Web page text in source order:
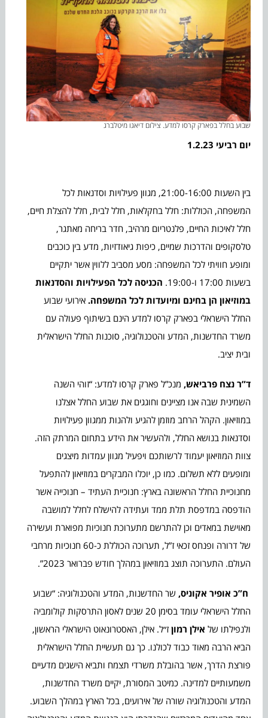
שבוע בחלל בפארק קרסו למדע. צילום דיאגו מיטלברג
יום רביעי 1.2.23
בין השעות 21:00-16:00, מגוון פעילויות וסדנאות לכל
המשפחה, הכוללות: חלל בחקלאות, חלל לבית, חלל להצלת חיים,
חלל לאיכות החיים, פלנטריום מרהיב, חדר בריחה מאתגר,
טלסקופים והדרכות שמיים, כיפות גיאודזיות, מדע בין כוכבים
ומופע חוויתי לכל המשפחה: מסע מסביב ללווין אשר יתקיים
בשעות 17:00 ו-19:00.
הכניסה לכל הפעילויות והסדנאות
במוזיאון הן בחינם ומיועדות לכל המשפחה.אירועי שבוע
החלל הישראלי בפארק קרסו למדע הינם בשיתוף פעולה עם
משרד החדשנות, המדע והטכנולוגיה, סוכנות החלל הישראלית
ובית יציב.
ד”ר נצח פרביאש, מנכ”ל פארק קרסו למדע: “זוהי השנה
השמינית שבה אנו מציינים וחוגגים את שבוע החלל אצלנו
במוזיאון. הקהל הרחב מוזמן להגיע ולהנות ממגוון פעילויות
וסדנאות בנושא החלל, ולהעשיר את הידע בתחום המרתק הזה.
צוות המוזיאון יעמוד לרשותכם ויפעיל מגוון עמדות מיצגים
ומופעים ללא תשלום. כמו כן, יוכלו המבקרים במוזיאון להתפעל
מחנוכיית החלל הראשונה בארץ: חנוכיית העתיד – חנוכייה אשר
הודפסה במדפסת תלת ממד ועתידה להישלח לחלל למושבה
מאוישת במאדים וכן להתרשם מתערוכת חנוכיות מפוארת ועשירה
של דרורה ופנחס זכאי ז”ל, תערוכה הכוללת כ-60 חנוכיות מרחבי
העולם. התערוכה תוצג במוזיאון במהלך חודש פברואר 2023”.
ח”כ אופיר אקוניס, שר החדשנות, המדע והטכנולוגיה: “שבוע
החלל הישראלי עומד בסימן 20 שנים לאסון התרסקות קולומביה
ולנפילתו של אילן רמון ז״ל. אילן, האסטרונאוט הישראלי הראשון,
הביא הרבה מאוד כבוד לכולנו. כך גם תעשיית החלל הישראלית
פורצת הדרך, אשר בהובלת משרדי תצמח ותביא הישגים מדעיים
משמעותיים למדינה. כמיטב המסורת, יקיים משרד החדשנות,
המדע והטכנולוגיה שורה של אירועים, בכל הארץ במהלך השבוע.